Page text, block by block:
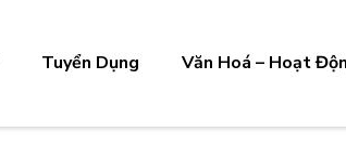
Tuyển Dụng Văn Hoá – Hoạt